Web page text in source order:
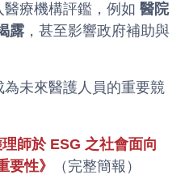
醫療機構評鑑，例如 醫院
露 ，甚至影響政府補助與
未來醫護人員的重要競
師於 ESG 之社會面向
要性》
（完整簡報）